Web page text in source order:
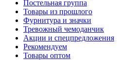
Постельная группа
Товары из прошлого
Фурнитура и значки
Тревожный чемоданчик
Акции и спецпредложения
Рекомендуем
Товары оптом